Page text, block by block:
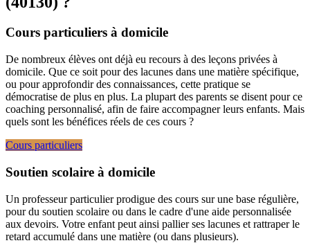
Cours particuliers à domicile
De nombreux élèves ont déjà eu recours à des leçons privées à
domicile. Que ce soit pour des lacunes dans une matière spécifique,
ou pour approfondir des connaissances, cette pratique se
démocratise de plus en plus. La plupart des parents se disent pour ce
coaching personnalisé, afin de faire accompagner leurs enfants. Mais
quels sont les bénéfices réels de ces cours ?
Cours particuliers
Soutien scolaire à domicile
Un professeur particulier prodigue des cours sur une base régulière,
pour du soutien scolaire ou dans le cadre d'une aide personnalisée
aux devoirs. Votre enfant peut ainsi pallier ses lacunes et rattraper le
retard accumulé dans une matière (ou dans plusieurs).